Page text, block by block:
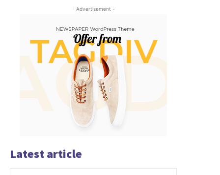
- Advertisement -
Latest article